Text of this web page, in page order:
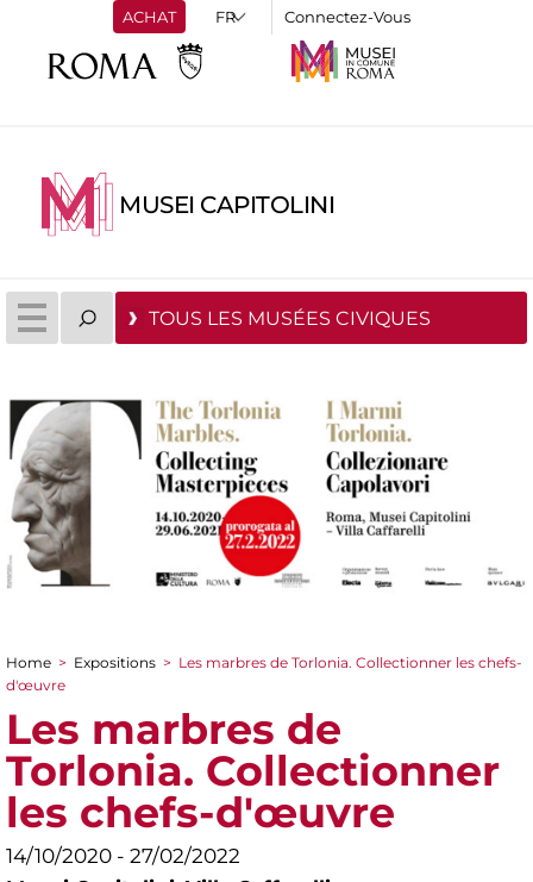
ACHAT Connectez-Vous
MUSEI CAPITOLINI
TOUS LES MUSÉES CIVIQUES
You are here
Home > Expositions > Les marbres de Torlonia. Collectionner les chefs-
d'œuvre
Les marbres de
Torlonia. Collectionner
les chefs-d'œuvre
14/10/2020 - 27/02/2022